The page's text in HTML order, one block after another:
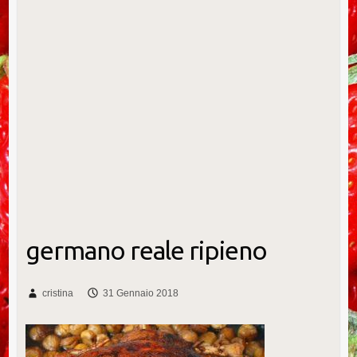
germano reale ripieno
cristina 31 Gennaio 2018